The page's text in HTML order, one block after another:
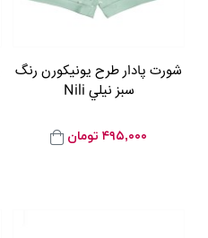
شورت پادار طرح يونيکورن رنگ
سبز نيلي Nili
۴۹۵,۰۰۰ تومان